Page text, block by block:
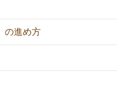
の進め方